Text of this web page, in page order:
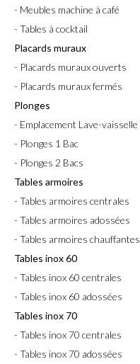
- Meubles machine à café
- Tables à cocktail
Placards muraux
- Placards muraux ouverts
- Placards muraux fermés
Plonges
- Emplacement Lave-vaisselle
- Plonges 1 Bac
- Plonges 2 Bacs
Tables armoires
- Tables armoires centrales
- Tables armoires adossées
- Tables armoires chauffantes
Tables inox 60
- Tables inox 60 centrales
- Tables inox 60 adossées
Tables inox 70
- Tables inox 70 centrales
- Tables inox 70 adossées